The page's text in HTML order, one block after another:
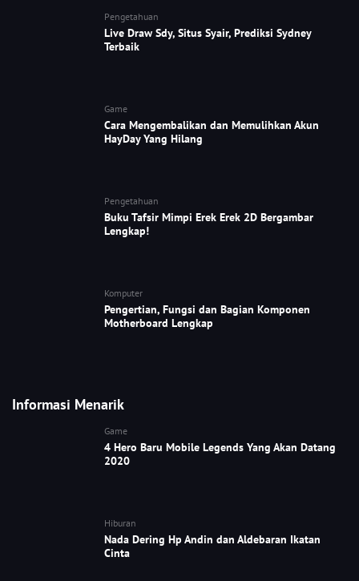
Pengetahuan
Live Draw Sdy, Situs Syair, Prediksi Sydney
Terbaik
Game
Cara Mengembalikan dan Memulihkan Akun
HayDay Yang Hilang
Pengetahuan
Buku Tafsir Mimpi Erek Erek 2D Bergambar
Lengkap!
Komputer
Pengertian, Fungsi dan Bagian Komponen
Motherboard Lengkap
Informasi Menarik
Game
4 Hero Baru Mobile Legends Yang Akan Datang
2020
Hiburan
Nada Dering Hp Andin dan Aldebaran Ikatan
Cinta